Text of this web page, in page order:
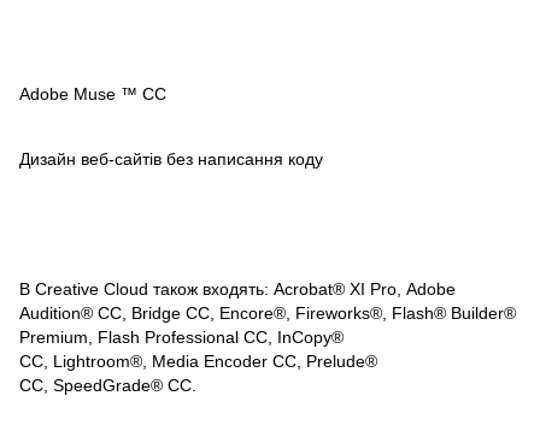
Adobe Muse ™ CC
Дизайн веб-сайтів без написання коду
В Creative Cloud також входять: Acrobat® XI Pro, Adobe
Audition® CC, Bridge CC, Encore®, Fireworks®, Flash® Builder®
Premium, Flash Professional CC, InCopy®
CC, Lightroom®, Media Encoder CC, Prelude®
CC, SpeedGrade® CC.